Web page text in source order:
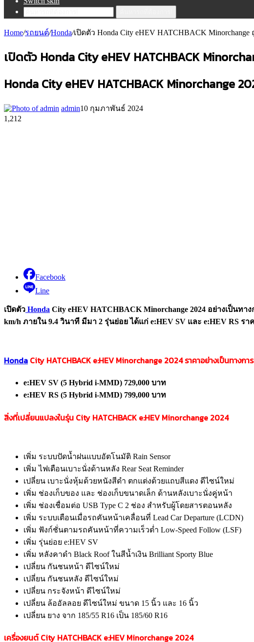
Home/รถยนต์/Honda/เปิดตัว Honda City eHEV HATCHBACK
เปิดตัว Honda City eHEV HATCHBACK
Honda City eHEV HATCHBACK Minorchange
admin10 กุมภาพันธ์ 2024
1,212
Facebook
Line
เปิดตัว Honda City eHEV HATCHBACK Minorchange 2024 อย่างเป็นทา
km/h ภายใน 9.4 วินาที มีมา 2 รุ่นย่อย ได้แก่ e:HEV SV และ e:HEV RS รา
Honda City HATCHBACK e:HEV Minorchange 2024ราคาอย่างเป็นทางการ
e:HEV SV (5 Hybrid i-MMD) 729,000 บาท
e:HEV RS (5 Hybrid i-MMD) 799,000 บาท
สิ่งที่เปลี่ยนแปลงในรุ่น City HATCHBACK e:HEV Minorchange 2024
เพิ่ม ระบบปัดน้ำฝนแบบอัตโนมัติ Rain Sensor
เพิ่ม ไฟเตือนเบาะนั่งด้านหลัง Rear Seat Reminder
เปลี่ยน เบาะนั่งหุ้มด้วยหนังสีดำ ตกแต่งด้วยแถบสีแดง ดีไซน์ใหม่
เพิ่ม ช่องเก็บของ และ ช่องเก็บขนาดเล็ก ด้านหลังเบาะนั่งคู่หน้า
เพิ่ม ช่องเชื่อมต่อ USB Type C 2 ช่อง สำหรับผู้โดยสารตอนหลัง
เพิ่ม ระบบเตือนเมื่อรถคันหน้าเคลื่อนที่ Lead Car Departure (LCDN)
เพิ่ม ฟังก์ชั่นตามรถคันหน้าที่ความเร็วต่ำ Low-Speed Follow (LSF)
เพิ่ม รุ่นย่อย e:HEV SV
เพิ่ม หลังคาดำ Black Roof ในสีน้ำเงิน Brilliant Sporty Blue
เปลี่ยน กันชนหน้า ดีไซน์ใหม่
เปลี่ยน กันชนหลัง ดีไซน์ใหม่
เปลี่ยน กระจังหน้า ดีไซน์ใหม่
เปลี่ยน ล้ออัลลอย ดีไซน์ใหม่ ขนาด 15 นิ้ว และ 16 นิ้ว
เปลี่ยน ยาง จาก 185/55 R16 เป็น 185/60 R16
เครื่องยนต์ City HATCHBACK e:HEV Minorchange 2024